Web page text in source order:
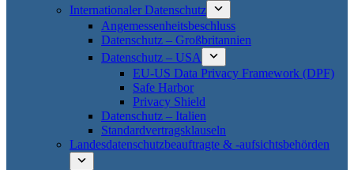
Internationaler Datenschutz
Angemessenheitsbeschluss
Datenschutz – Großbritannien
Datenschutz – USA
EU-US Data Privacy Framework (DPF)
Safe Harbor
Privacy Shield
Datenschutz – Italien
Standardvertragsklauseln
Landesdatenschutzbeauftragte & -aufsichtsbehörden